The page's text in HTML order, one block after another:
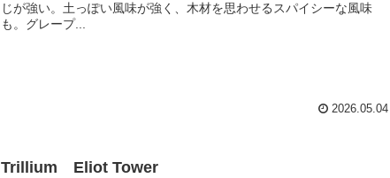
じが強い。土っぽい風味が強く、木材を思わせるスパイシーな風味
も。グレープ...
2026.05.04
Trillium Eliot Tower